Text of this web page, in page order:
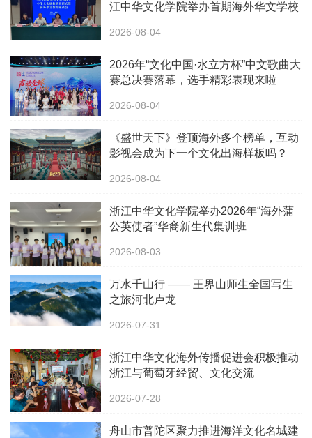
江中华文化学院举办首期海外华文学校
2026-08-04
2026年“文化中国·水立方杯”中文歌曲大
赛总决赛落幕，选手精彩表现来啦
2026-08-04
《盛世天下》登顶海外多个榜单，互动
影视会成为下一个文化出海样板吗？
2026-08-04
浙江中华文化学院举办2026年“海外蒲
公英使者”华裔新生代集训班
2026-08-03
万水千山行 —— 王界山师生全国写生
之旅河北卢龙
2026-07-31
浙江中华文化海外传播促进会积极推动
浙江与葡萄牙经贸、文化交流
2026-07-28
舟山市普陀区聚力推进海洋文化名城建